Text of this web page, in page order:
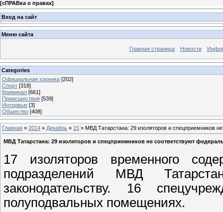
[сПРАВка о правах]
Вход на сайт
Меню сайта
Главная страница Новости
Categories
Официальная хроника [202]
Спорт [318]
Криминал [661]
Происшествия [539]
Интервью [3]
Общество [408]
Главная » 2014 » Декабрь » 15 » МВД Татарстана: 29 изоляторов и спецприемников
МВД Татарстана: 29 изоляторов и спецприемников не соответствуют
17 изоляторов временного
подразделений МВД
законодательству. 16
полуподвальных помещениях.